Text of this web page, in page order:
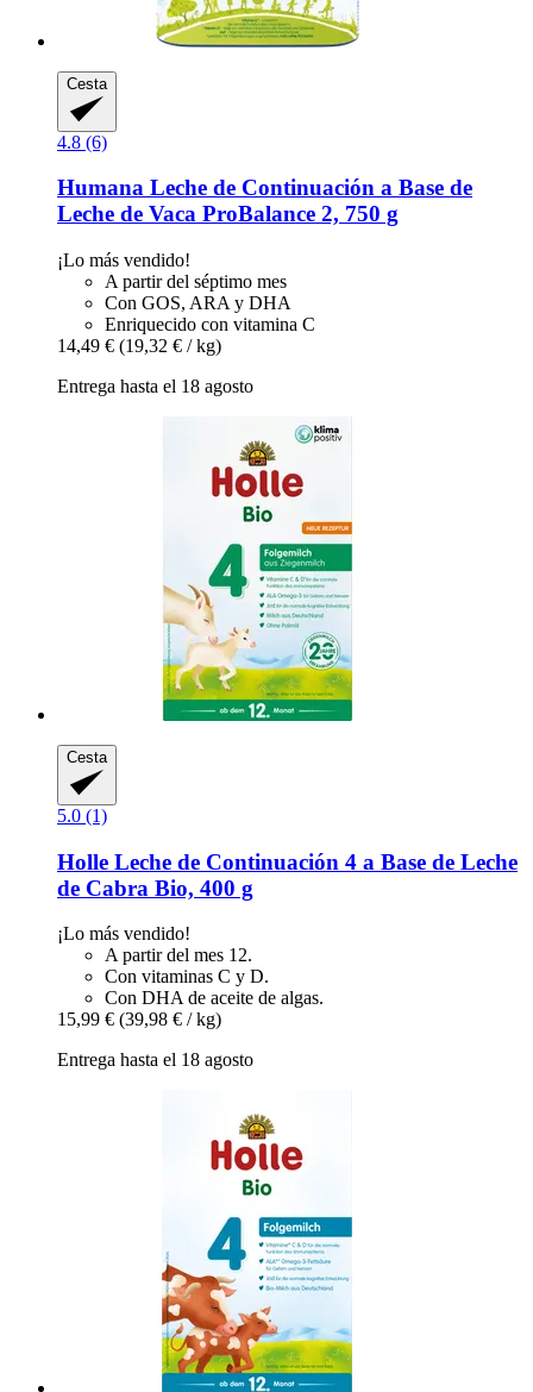
Cesta
4.8 (6)
Humana Leche de Continuación a Base de
Leche de Vaca ProBalance 2, 750 g
¡Lo más vendido!
A partir del séptimo mes
Con GOS, ARA y DHA
Enriquecido con vitamina C
14,49 € (19,32 € / kg)
Entrega hasta el 18 agosto
Cesta
5.0 (1)
Holle Leche de Continuación 4 a Base de Leche
de Cabra Bio, 400 g
¡Lo más vendido!
A partir del mes 12.
Con vitaminas C y D.
Con DHA de aceite de algas.
15,99 € (39,98 € / kg)
Entrega hasta el 18 agosto